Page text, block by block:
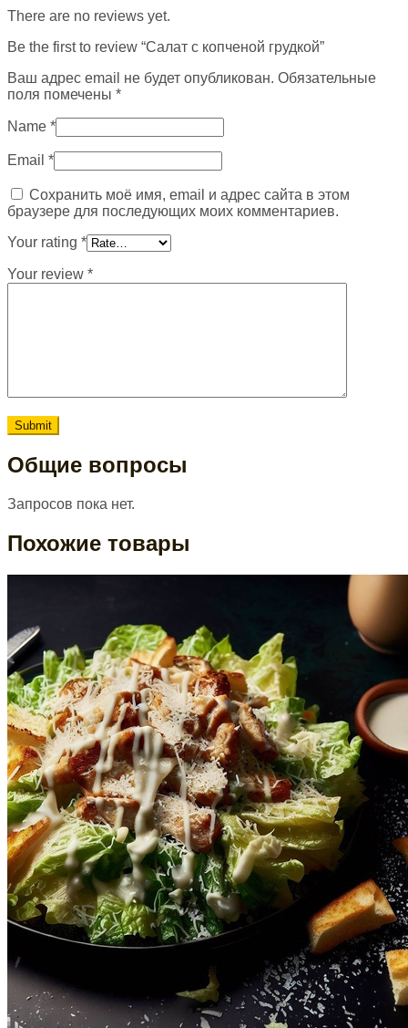
There are no reviews yet.
Be the first to review “Салат с копченой грудкой”
Ваш адрес email не будет опубликован. Обязательные
поля помечены *
Name *
Email *
Сохранить моё имя, email и адрес сайта в этом
браузере для последующих моих комментариев.
Your rating *
Your review *
Общие вопросы
Запросов пока нет.
Похожие товары